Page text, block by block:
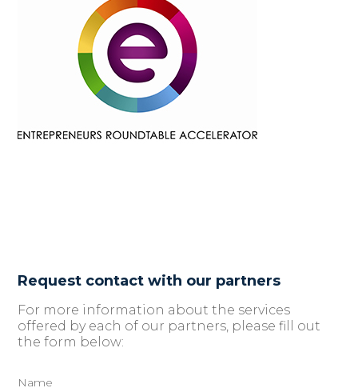
Request contact with our partners
For more information about the services
offered by each of our partners, please fill out
the form below:
Name